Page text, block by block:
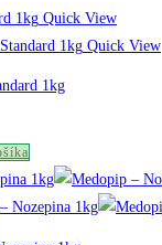
Quick View
Quick View
1kg